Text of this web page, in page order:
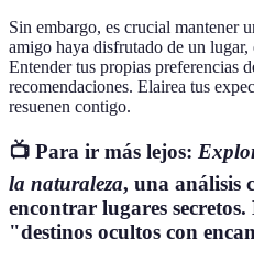
Sin embargo, es crucial mantener
amigo haya disfrutado de un
Entender tus propias preferencias
recomendaciones. Elairea tus
resuenen contigo.
📺 Para ir más lejos:
la naturaleza, una análisis
encontrar lugares secretos.
"destinos ocultos con